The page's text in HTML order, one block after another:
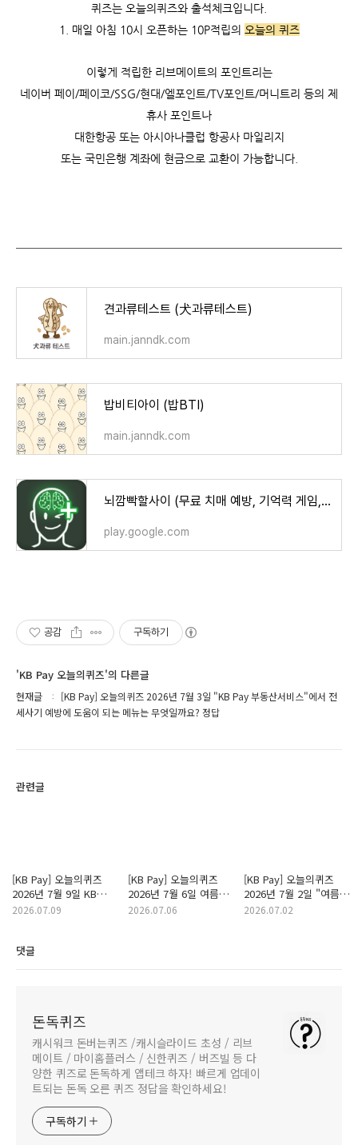
퀴즈는 오늘의퀴즈와 출석체크입니다.
1. 매일 아침 10시 오픈하는 10P적립의 오늘의 퀴즈
이렇게 적립한 리브메이트의 포인트리는
네이버 페이/페이코/SSG/현대/엘포인트/TV포인트/머니트리 등의 제
휴사 포인트나
대한항공 또는 아시아나클럽 항공사 마일리지
또는 국민은행 계좌에 현금으로 교환이 가능합니다.
견과류테스트 (犬과류테스트)
main.janndk.com
밥비티아이 (밥BTI)
main.janndk.com
뇌깜빡할사이 (무료 치매 예방, 기억력 게임, 뇌훈련) - Google Play 앱
play.google.com
공감 구독하기
'KB Pay 오늘의퀴즈'의 다른글
현재글
[KB Pay] 오늘의퀴즈 2026년 7월 3일 "KB Pay 부동산서비스"에서 전
세사기 예방에 도움이 되는 메뉴는 무엇일까요? 정답
관련글
[KB Pay] 오늘의퀴즈
2026년 7월 9일 KB
Pay 쇼핑 '베스트 상품
발급되는 10% 쿠폰의
2026.07.09
[KB Pay] 오늘의퀴즈
2026년 7월 6일 여름
휴가 시즌을 맞아 KB
2026.07.06
[KB Pay] 오늘의퀴즈
2026년 7월 2일 "여름
휴가를 부탁해!"
2026.07.02
댓글
돈독퀴즈
캐시워크 돈버는퀴즈 /캐시슬라이드 초성 / 리브
메이트 / 마이홈플러스 / 신한퀴즈 / 버즈빌 등 다
양한 퀴즈로 돈독하게 앱테크 하자! 빠르게 업데이
트되는 돈독 오른 퀴즈 정답을 확인하세요!
구독하기